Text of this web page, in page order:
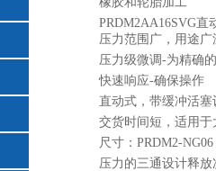
PRDM2AA16SVG直
压力范围广，用途广
压力级微调-为精确
快速响应-确保操作
直动式，带缓冲活
交货时间短，适用
尺寸：PRDM2-
压力的三通设计释放